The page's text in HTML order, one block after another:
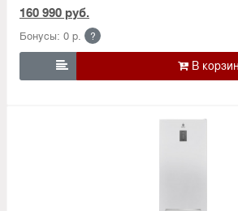
160 990 руб.
Бонусы: 0 р. ?
